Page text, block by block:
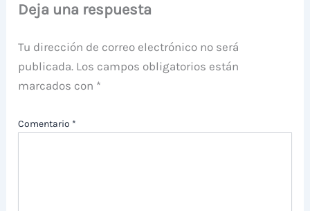
Deja una respuesta
Tu dirección de correo electrónico no será
publicada. Los campos obligatorios están
marcados con *
Comentario *